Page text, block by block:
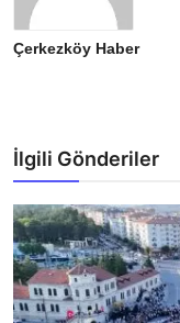
Çerkezköy Haber
İlgili Gönderiler